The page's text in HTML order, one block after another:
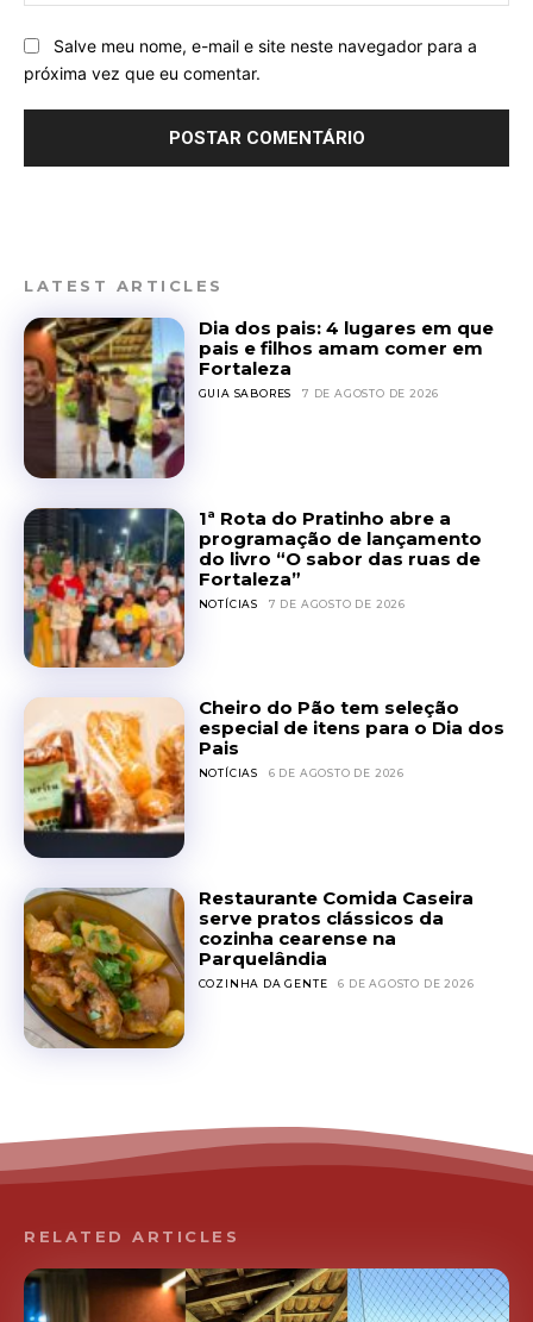
Salve meu nome, e-mail e site neste navegador para a
próxima vez que eu comentar.
LATEST ARTICLES
Dia dos pais: 4 lugares em que
pais e filhos amam comer em
Fortaleza
GUIA SABORES 7 DE AGOSTO DE 2026
1ª Rota do Pratinho abre a
programação de lançamento
do livro “O sabor das ruas de
Fortaleza”
NOTÍCIAS 7 DE AGOSTO DE 2026
Cheiro do Pão tem seleção
especial de itens para o Dia dos
Pais
NOTÍCIAS 6 DE AGOSTO DE 2026
Restaurante Comida Caseira
serve pratos clássicos da
cozinha cearense na
Parquelândia
COZINHA DA GENTE 6 DE AGOSTO DE 2026
RELATED ARTICLES